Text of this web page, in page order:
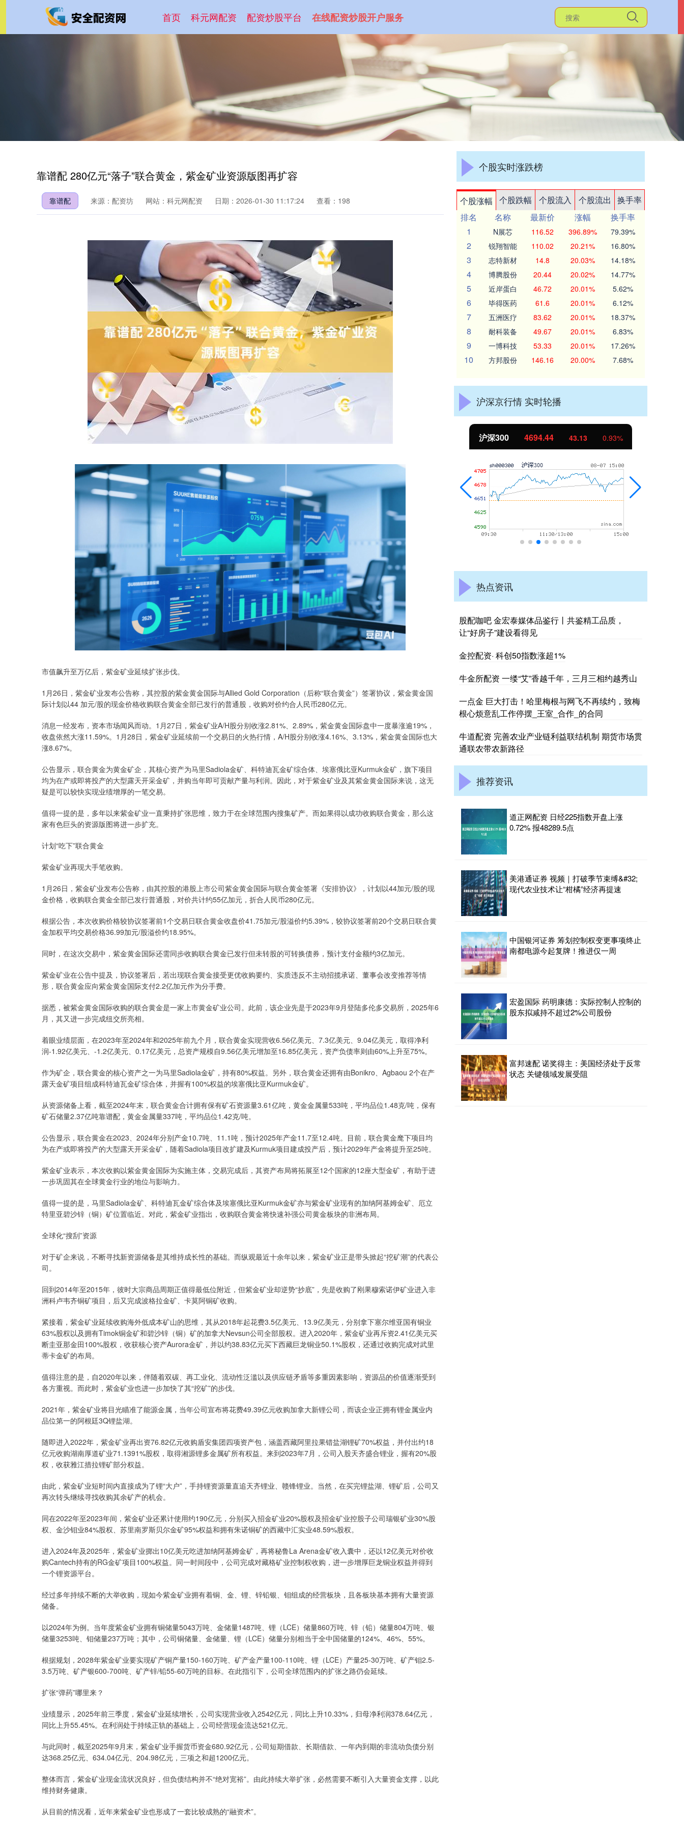
首页 科元网配资 配资炒股平台 在线配资炒股开户服务
靠谱配 280亿元“落子”联合黄金，紫金矿业资源版图再扩容
靠谱配 来源：配资坊 网站：科元网配资 日期：2026-01-30 11:17:24 查看：198
市值飙升至万亿后，紫金矿业延续扩张步伐。
1月26日，紫金矿业发布公告称，其控股的紫金黄金国际与Allied Gold Corporation（后称“联合黄金”）签署协议，紫金黄金国
际计划以44 加元/股的现金价格收购联合黄金全部已发行的普通股，收购对价约合人民币280亿元。
消息一经发布，资本市场闻风而动。1月27日，紫金矿业A/H股分别收涨2.81%、2.89%，紫金黄金国际盘中一度暴涨逾19%，
收盘依然大涨11.59%。1月28日，紫金矿业延续前一个交易日的火热行情，A/H股分别收涨4.16%、3.13%，紫金黄金国际也大
涨8.67%。
公告显示，联合黄金为黄金矿企，其核心资产为马里Sadiola金矿、科特迪瓦金矿综合体、埃塞俄比亚Kurmuk金矿，旗下项目
均为在产或即将投产的大型露天开采金矿，并购当年即可贡献产量与利润。因此，对于紫金矿业及其紫金黄金国际来说，这无
疑是可以较快实现业绩增厚的一笔交易。
值得一提的是，多年以来紫金矿业一直秉持扩张思维，致力于在全球范围内搜集矿产。而如果得以成功收购联合黄金，那么这
家有色巨头的资源版图将进一步扩充。
计划“吃下”联合黄金
紫金矿业再现大手笔收购。
1月26日，紫金矿业发布公告称，由其控股的港股上市公司紫金黄金国际与联合黄金签署《安排协议》，计划以44加元/股的现
金价格，收购联合黄金全部已发行普通股，对价共计约55亿加元，折合人民币280亿元。
根据公告，本次收购价格较协议签署前1个交易日联合黄金收盘价41.75加元/股溢价约5.39%，较协议签署前20个交易日联合黄
金加权平均交易价格36.99加元/股溢价约18.95%。
同时，在这次交易中，紫金黄金国际还需同步收购联合黄金已发行但未转股的可转换债券，预计支付金额约3亿加元。
紫金矿业在公告中提及，协议签署后，若出现联合黄金接受更优收购要约、实质违反不主动招揽承诺、董事会改变推荐等情
形，联合黄金应向紫金黄金国际支付2.2亿加元作为分手费。
据悉，被紫金黄金国际收购的联合黄金是一家上市黄金矿业公司。此前，该企业先是于2023年9月登陆多伦多交易所，2025年6
月，其又进一步完成纽交所亮相。
着眼业绩层面，在2023年至2024年和2025年前九个月，联合黄金实现营收6.56亿美元、7.3亿美元、9.04亿美元，取得净利
润-1.92亿美元、-1.2亿美元、0.17亿美元，总资产规模自9.56亿美元增加至16.85亿美元，资产负债率则由60%上升至75%。
作为矿企，联合黄金的核心资产之一为马里Sadiola金矿，持有80%权益。另外，联合黄金还拥有由Bonikro、Agbaou 2个在产
露天金矿项目组成科特迪瓦金矿综合体，并握有100%权益的埃塞俄比亚Kurmuk金矿。
从资源储备上看，截至2024年末，联合黄金合计拥有保有矿石资源量3.61亿吨，黄金金属量533吨，平均品位1.48克/吨，保有
矿石储量2.37亿吨靠谱配，黄金金属量337吨，平均品位1.42克/吨。
公告显示，联合黄金在2023、2024年分别产金10.7吨、11.1吨，预计2025年产金11.7至12.4吨。目前，联合黄金麾下项目均
为在产或即将投产的大型露天开采金矿，随着Sadiola项目改扩建及Kurmuk项目建成投产后，预计2029年产金将提升至25吨。
紫金矿业表示，本次收购以紫金黄金国际为实施主体，交易完成后，其资产布局将拓展至12个国家的12座大型金矿，有助于进
一步巩固其在全球黄金行业的地位与影响力。
值得一提的是，马里Sadiola金矿、科特迪瓦金矿综合体及埃塞俄比亚Kurmuk金矿亦与紫金矿业现有的加纳阿基姆金矿、厄立
特里亚碧沙锌（铜）矿位置临近。对此，紫金矿业指出，收购联合黄金将快速补强公司黄金板块的非洲布局。
全球化“搜刮”资源
对于矿企来说，不断寻找新资源储备是其维持成长性的基础。而纵观最近十余年以来，紫金矿业正是带头掀起“挖矿潮”的代表公
司。
回到2014年至2015年，彼时大宗商品周期正值得最低位附近，但紫金矿业却逆势“抄底”，先是收购了刚果穆索诺伊矿业进入非
洲科卢韦齐铜矿项目，后又完成波格拉金矿、卡莫阿铜矿收购。
紧接着，紫金矿业延续收购海外低成本矿山的思维，其从2018年起花费3.5亿美元、13.9亿美元，分别拿下塞尔维亚国有铜业
63%股权以及拥有Timok铜金矿和碧沙锌（铜）矿的加拿大Nevsun公司全部股权。进入2020年，紫金矿业再斥资2.41亿美元买
断圭亚那金田100%股权，收获核心资产Aurora金矿，并以约38.83亿元买下西藏巨龙铜业50.1%股权，还通过收购完成对武里
蒂卡金矿的布局。
值得注意的是，自2020年以来，伴随着双碳、再工业化、流动性泛滥以及供应链矛盾等多重因素影响，资源品的价值逐渐受到
各方重视。而此时，紫金矿业也进一步加快了其“挖矿”的步伐。
2021年，紫金矿业将目光瞄准了能源金属，当年公司宣布将花费49.39亿元收购加拿大新锂公司，而该企业正拥有锂金属业内
品位第一的阿根廷3Q锂盐湖。
随即进入2022年，紫金矿业再出资76.82亿元收购盾安集团四项资产包，涵盖西藏阿里拉果错盐湖锂矿70%权益，并付出约18
亿元收购湖南厚道矿业71.1391%股权，取得湘源锂多金属矿所有权益。来到2023年7月，公司入股天齐盛合锂业，握有20%股
权，收获雅江措拉锂矿部分权益。
由此，紫金矿业短时间内直接成为了锂“大户”，手持锂资源量直追天齐锂业、赣锋锂业。当然，在买完锂盐湖、锂矿后，公司又
再次转头继续寻找收购其余矿产的机会。
同在2022年至2023年间，紫金矿业还累计使用约190亿元，分别买入招金矿业20%股权及招金矿业控股子公司瑞银矿业30%股
权、金沙钼业84%股权、苏里南罗斯贝尔金矿95%权益和拥有朱诺铜矿的西藏中汇实业48.59%股权。
进入2024年及2025年，紫金矿业掷出10亿美元吃进加纳阿基姆金矿，再将秘鲁La Arena金矿收入囊中，还以12亿美元对价收
购Cantech持有的RG金矿项目100%权益。同一时间段中，公司完成对藏格矿业控制权收购，进一步增厚巨龙铜业权益并得到
一个锂资源平台。
经过多年持续不断的大举收购，现如今紫金矿业拥有着铜、金、锂、锌铅银、钼组成的经营板块，且各板块基本拥有大量资源
储备。
以2024年为例。当年度紫金矿业拥有铜储量5043万吨、金储量1487吨、锂（LCE）储量860万吨、锌（铅）储量804万吨、银
储量3253吨、钼储量237万吨；其中，公司铜储量、金储量、锂（LCE）储量分别相当于全中国储量的124%、46%、55%。
根据规划，2028年紫金矿业要实现矿产铜产量150-160万吨、矿产金产量100-110吨、锂（LCE）产量25-30万吨、矿产钼2.5-
3.5万吨、矿产银600-700吨、矿产锌/铅55-60万吨的目标。在此指引下，公司全球范围内的扩张之路仍会延续。
扩张“弹药”哪里来？
业绩显示，2025年前三季度，紫金矿业延续增长，公司实现营业收入2542亿元，同比上升10.33%，归母净利润378.64亿元，
同比上升55.45%。在利润处于持续正轨的基础上，公司经营现金流达521亿元。
与此同时，截至2025年9月末，紫金矿业手握货币资金680.92亿元，公司短期借款、长期借款、一年内到期的非流动负债分别
达368.25亿元、634.04亿元、204.98亿元，三项之和超1200亿元。
整体而言，紫金矿业现金流状况良好，但负债结构并不“绝对宽裕”。由此持续大举扩张，必然需要不断引入大量资金支撑，以此
维持财务健康。
从目前的情况看，近年来紫金矿业也形成了一套比较成熟的“融资术”。
个股实时涨跌榜
个股涨幅 个股跌幅 个股流入 个股流出
换手率
排名
名称 最新价 涨幅
换手率
1
N展芯 116.52 396.89% 79.39%
2 锐翔智能 110.02 20.21% 16.80%
3 志特新材 14.8 20.03% 14.18%
4 博腾股份 20.44 20.02% 14.77%
5 近岸蛋白 46.72 20.01% 5.62%
6 毕得医药 61.6 20.01% 6.12%
7 五洲医疗 83.62 20.01% 18.37%
8 耐科装备 49.67 20.01% 6.83%
9 一博科技 53.33 20.01% 17.26%
10 方邦股份 146.16 20.00% 7.68%
沪深京行情 实时轮播
深证成指 北证50 1134.24 11.37 1.01%
热点资讯
股配咖吧 金宏泰媒体品鉴行丨共鉴精工品质，
让“好房子”建设看得见
金控配资· 科创50指数涨超1%
牛金所配资 一缕“艾”香越千年，三月三相约越秀山
一点金 巨大打击！哈里梅根与网飞不再续约，致梅
根心烦意乱工作停摆_王室_合作_的合同
牛道配资 完善农业产业链利益联结机制 期货市场贯
通联农带农新路径
推荐资讯
道正网配资 日经225指数开盘上涨
0.72% 报48289.5点
美港通证券 视频｜打破季节束缚&#32;
现代农业技术让“柑橘”经济再提速
中国银河证券 筹划控制权变更事项终止
南都电源今起复牌！推进仅一周
宏盈国际 药明康德：实际控制人控制的
股东拟减持不超过2%公司股份
富邦速配 诺奖得主：美国经济处于反常
状态 关键领域发展受阻